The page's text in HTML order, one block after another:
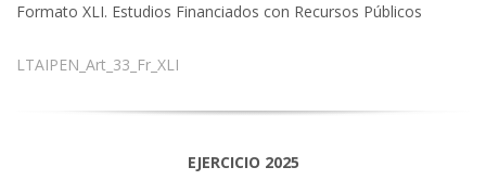
Formato XLI. Estudios Financiados con Recursos Públicos
LTAIPEN_Art_33_Fr_XLI
EJERCICIO 2025